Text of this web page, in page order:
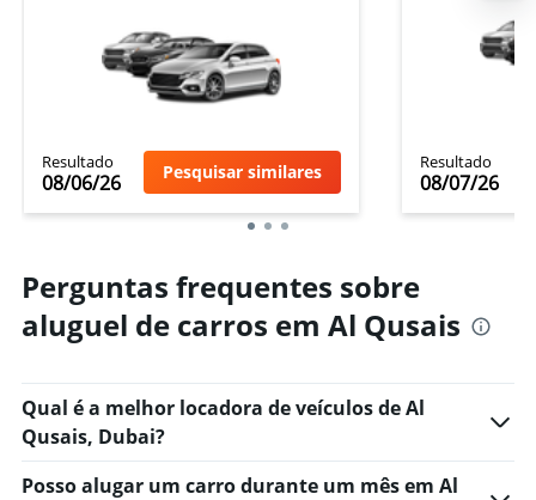
Resultado
08/06/26 Pesquisar similares Resultado
08/07/26
Perguntas frequentes sobre
aluguel de carros em Al Qusais
Qual é a melhor locadora de veículos de Al
Qusais, Dubai?
Posso alugar um carro durante um mês em Al